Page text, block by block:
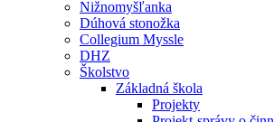
Nižnomyšľanka
Dúhová stonožka
Collegium Myssle
DHZ
Školstvo
Základná škola
Projekty